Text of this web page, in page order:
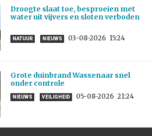
Droogte slaat toe, besproeien met
water uit vijvers en sloten verboden
NATUUR NIEUWS 03-08-2026 15:24
Grote duinbrand Wassenaar snel
onder controle
NIEUWS VEILIGHEID 05-08-2026 21:24